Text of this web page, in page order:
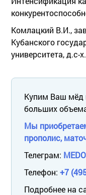
Комлацкий В.И.,
Кубанского
университета, д.с-
Купим Ваш мёд
больших
Мы
прополис,
Телеграм:
Телефон: +7
Подробнее на